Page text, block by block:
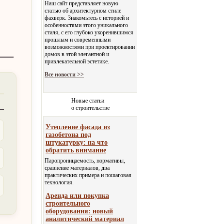
Наш сайт представляет новую
статью об архитектурном стиле
фахверк. Знакомьтесь с историей и
особенностями этого уникального
стиля, с его глубоко укоренившимся
прошлым и современными
возможностями при проектировании
домов в этой элегантной и
привлекательной эстетике.
Все новости >>
Новые статьи
о строительстве
Утепление фасада из
газобетона под
штукатурку: на что
обратить внимание
Паропроницаемость, нормативы,
сравнение материалов, два
практических примера и пошаговая
технология.
Аренда или покупка
строительного
оборудования: новый
аналитический материал